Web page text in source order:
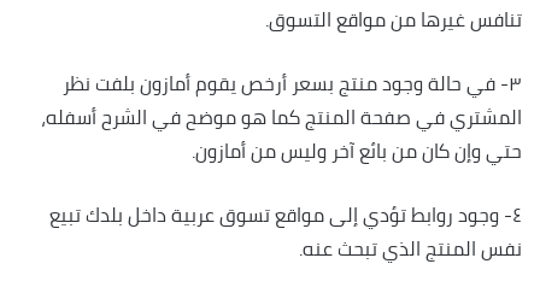
تنافس غيرها من مواقع التسوق.
٣- في حالة وجود منتج بسعر أرخص يقوم أمازون بلفت نظر
المشتري في صفحة المنتج كما هو موضح في الشرح أسفله،
حتي وإن كان من بائع آخر وليس من أمازون.
٤- وجود روابط تؤدي إلى مواقع تسوق عربية داخل بلدك تبيع
نفس المنتج الذي تبحث عنه.